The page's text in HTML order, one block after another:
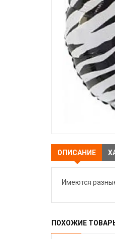
ОПИСАНИЕ
Имеются
ПОХОЖИЕ